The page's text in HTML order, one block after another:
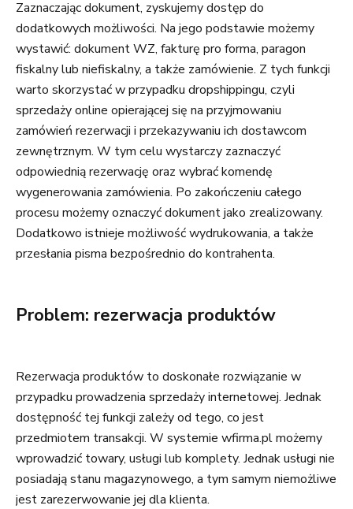
Zaznaczając dokument, zyskujemy dostęp do
dodatkowych możliwości. Na jego podstawie możemy
wystawić: dokument WZ, fakturę pro forma, paragon
fiskalny lub niefiskalny, a także zamówienie. Z tych funkcji
warto skorzystać w przypadku dropshippingu, czyli
sprzedaży online opierającej się na przyjmowaniu
zamówień rezerwacji i przekazywaniu ich dostawcom
zewnętrznym. W tym celu wystarczy zaznaczyć
odpowiednią rezerwację oraz wybrać komendę
wygenerowania zamówienia. Po zakończeniu całego
procesu możemy oznaczyć dokument jako zrealizowany.
Dodatkowo istnieje możliwość wydrukowania, a także
przesłania pisma bezpośrednio do kontrahenta.
Problem: rezerwacja produktów
Rezerwacja produktów to doskonałe rozwiązanie w
przypadku prowadzenia sprzedaży internetowej. Jednak
dostępność tej funkcji zależy od tego, co jest
przedmiotem transakcji. W systemie wfirma.pl możemy
wprowadzić towary, usługi lub komplety. Jednak usługi nie
posiadają stanu magazynowego, a tym samym niemożliwe
jest zarezerwowanie jej dla klienta.